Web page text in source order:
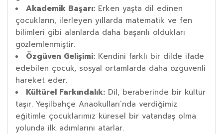
Akademik Başarı: Erken yaşta dil edinen
çocukların, ilerleyen yıllarda matematik ve fen
bilimleri gibi alanlarda daha başarılı oldukları
gözlemlenmiştir.
Özgüven Gelişimi: Kendini farklı bir dilde ifade
edebilen çocuk, sosyal ortamlarda daha özgüvenli
hareket eder.
Kültürel Farkındalık: Dil, beraberinde bir kültür
taşır. Yeşilbahçe Anaokulları’nda verdiğimiz
eğitimle çocuklarımız küresel bir vatandaş olma
yolunda ilk adımlarını atarlar.